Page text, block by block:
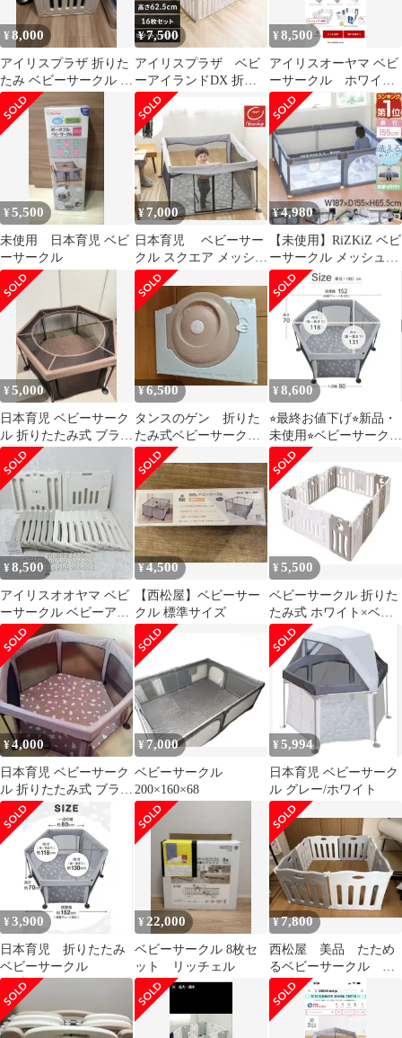
¥8,000
アイリスプラザ 折りた
たみ ベビーサークル ベ
ビーアイランドDX 16
枚セット
¥7,500
アイリスプラザ ベビ
ーアイランドDX 折り
たたみベビーサーク
ル 16枚セット
¥8,500
アイリスオーヤマ ベビ
ーサークル ホワイト×
ベージュ
¥5,500
未使用 日本育児 ベビ
ーサークル
¥7,000
日本育児 ベビーサー
クル スクエア メッシュ
ベビー サークル
¥4,980
【未使用】RiZKiZ ベビ
ーサークル メッシュ
1.5畳 155×187×66
¥5,000
日本育児 ベビーサーク
ル 折りたたみ式 ブラウ
ン
¥6,500
タンスのゲン 折りた
たみ式ベビーサークル
ホワイト ベージュ
¥ 8,600
⭐︎最終お値下げ⭐︎新品・
未使用⭐︎ベビーサークル
(日本育児)
¥8,500
アイリスオオヤマ ベビ
ーサークル ベビーアイ
ランドDX 16枚セット
折り畳み式
¥4,500
【西松屋】ベビーサー
クル 標準サイズ
¥5,500
ベビーサークル 折りた
たみ式 ホワイト×ベー
ジュ
¥4,000
日本育児 ベビーサーク
ル 折りたたみ式 ブラウ
ン
¥ 7,000
ベビーサークル
200×160×68
¥ 5,994
日本育児 ベビーサーク
ル グレー/ホワイト
¥ 3,900
日本育児 折りたたみ
ベビーサークル
¥ 22,000
ベビーサークル 8枚セ
ット リッチェル
¥7,800
西松屋 美品 たため
るベビーサークル ホ
ワイト＆グレー